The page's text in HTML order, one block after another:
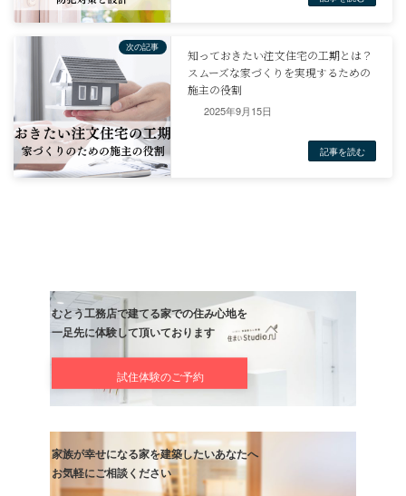
まとめ
西洋風の家の外観デザインは、屋根、窓、ドア、外壁材といった要
合わせることで実現します。
それぞれの要素の特徴を理解し、理想の外観をイメージしながら、
むとう工務店では、「西洋の家」に憧れるお客様の夢を形にするた
一棟心を込めて家づくりを行っています。
適した高品質な住まいをご提案しています。
打ち合わせから施工・アフターサポートまで一貫対応で、理想の住
西洋の美しさと日本の暮らしやすさを融合させた、世界に一つだけ
をお届けいたします。
2025年9月15日